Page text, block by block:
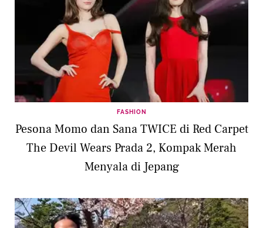
FASHION
Pesona Momo dan Sana TWICE di Red Carpet
The Devil Wears Prada 2, Kompak Merah
Menyala di Jepang